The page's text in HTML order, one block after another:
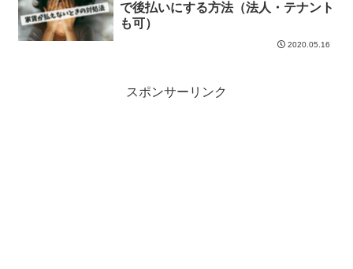
で後払いにする方法（法人・テナント
も可）
2020.05.16
スポンサーリンク